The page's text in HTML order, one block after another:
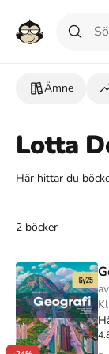
Ämne
Lotta
Här hittar du
2 böcker